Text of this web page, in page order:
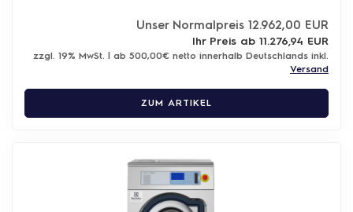
Unser Normalpreis 12.962,00 EUR
Ihr Preis ab 11.276,94 EUR
zzgl. 19% MwSt. | ab 500,00€ netto innerhalb Deutschlands inkl.
Versand
ZUM ARTIKEL